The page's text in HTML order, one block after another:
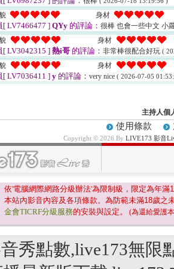
身材
[ LV7466477 ] QYy 的評論： 很棒 也會一些中文 小
身材
[ LV3042315 ] 熱i哥 的評論： 非常棒很配合好玩 (
身材
[ LV7036411 ] y 的評論： very nice ( 2026-07-05
主持人個
使用條款
Copyright © 2026 By LIVE173 影音
依'電腦網際網路分級辦法'為限制級，限定為年滿
本站內影音內容及各項條款。為防範未滿18歲之
金會TICRF分級服務的安裝與設定。 (為還給愛護
秀點數,live173無限